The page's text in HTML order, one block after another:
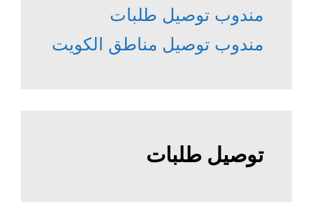
مندوب توصيل طلبات
مندوب توصيل مناطق الكويت
توصيل طلبات